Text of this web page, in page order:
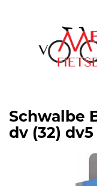
Schwalbe
dv (32) dv5